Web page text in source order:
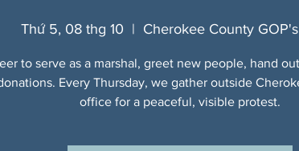
Thứ 5, 08 thg 10
  |
Cherokee County
to serve as a marshal, greet new people, hand
Every Thursday, we gather outside
office for a peaceful, visible protest.